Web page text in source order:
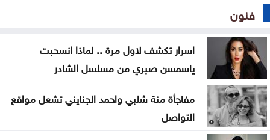
فنون
اسرار تكشف لاول مرة .. لماذا انسحبت
ياسمسن صبري من مسلسل الشادر
مفاجأة منة شلبي واحمد الجنايني تشعل مواقع
التواصل